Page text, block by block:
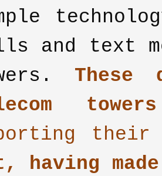
and text
These
towers
their
having